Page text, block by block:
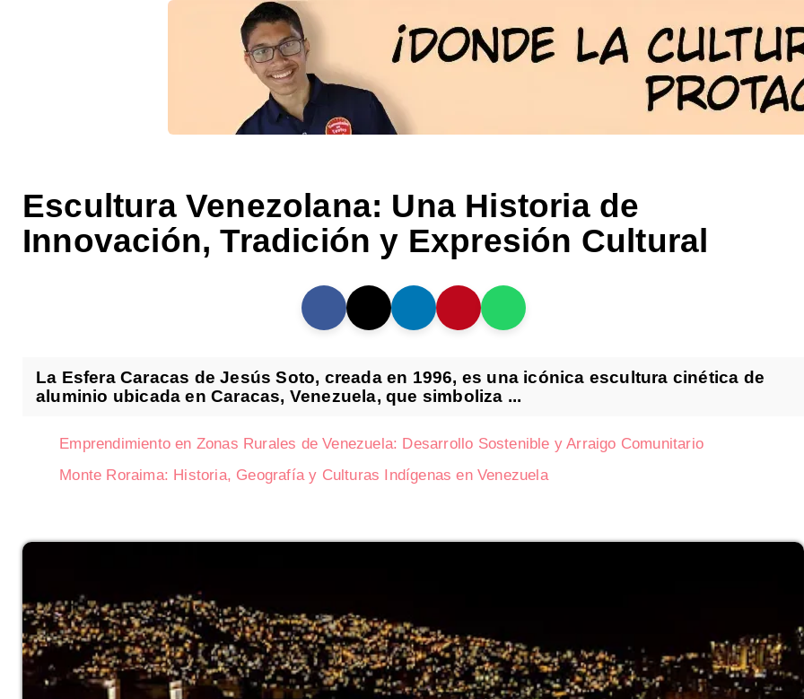
Escultura Venezolana: Una Historia de
Innovación, Tradición y Expresión Cultural
La Esfera Caracas de Jesús Soto, creada en 1996, es una icónica escultura cinética de
aluminio ubicada en Caracas, Venezuela, que simboliza ...
Emprendimiento en Zonas Rurales de Venezuela: Desarrollo Sostenible y Arraigo Comunitario
Monte Roraima: Historia, Geografía y Culturas Indígenas en Venezuela